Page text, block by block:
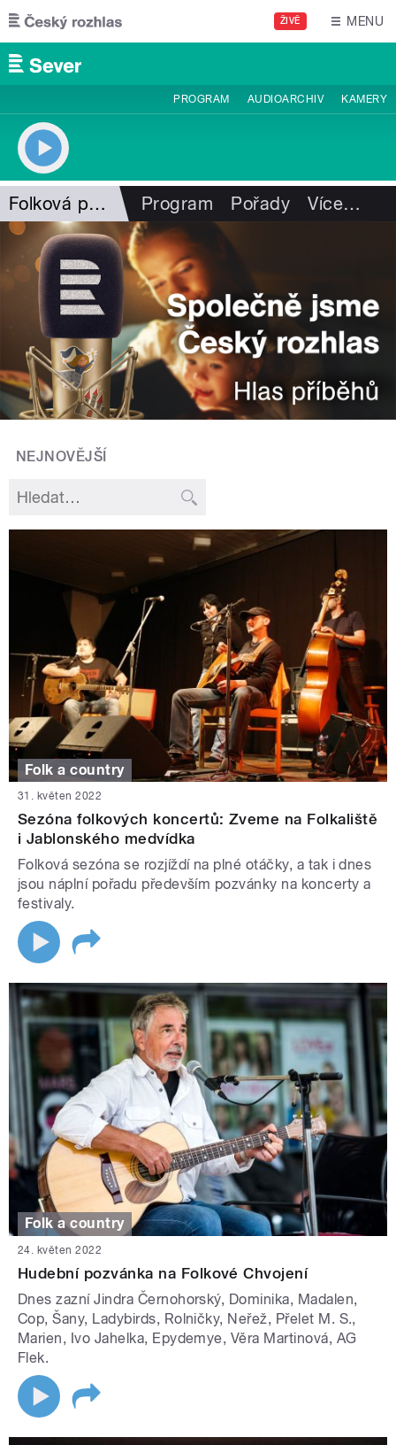
Přejít k hlavnímu obsahu
ŽIVĚ MENU
PROGRAM AUDIOARCHIV KAMERY
Folková pohlazení Program Pořady Více…
NEJNOVĚJŠÍ
Folk a country
31. květen 2022
Sezóna folkových koncertů: Zveme na Folkaliště
i Jablonského medvídka
Folková sezóna se rozjíždí na plné otáčky, a tak i dnes
jsou náplní pořadu především pozvánky na koncerty a
festivaly.
Folk a country
24. květen 2022
Hudební pozvánka na Folkové Chvojení
Dnes zazní Jindra Černohorský, Dominika, Madalen,
Cop, Šany, Ladybirds, Rolničky, Neřež, Přelet M. S.,
Marien, Ivo Jahelka, Epydemye, Věra Martinová, AG
Flek.